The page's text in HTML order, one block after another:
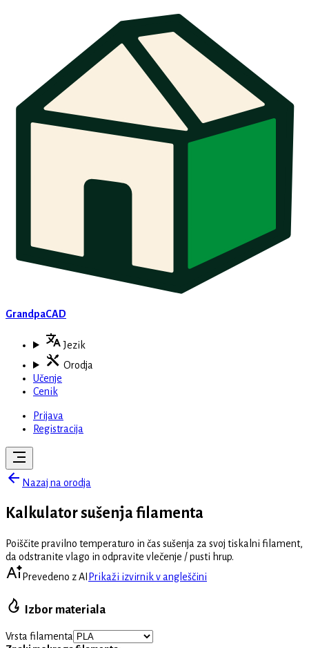
GrandpaCAD
Jezik
Orodja
Učenje
Cenik
Prijava
Registracija
Nazaj na orodja
Kalkulator sušenja filamenta
Poiščite pravilno temperaturo in čas sušenja za svoj tiskalni filament,
da odstranite vlago in odpravite vlečenje / pusti hrup.
Prevedeno z AI Prikaži izvirnik v angleščini
Izbor materiala
Vrsta filamenta